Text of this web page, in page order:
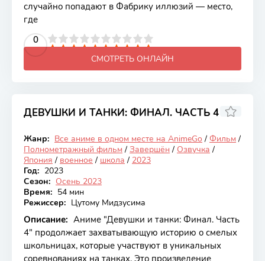
случайно попадают в Фабрику иллюзий — место,
где
0
4 5 6 7 8 9 10
СМОТРЕТЬ ОНЛАЙН
ДЕВУШКИ И ТАНКИ: ФИНАЛ. ЧАСТЬ 4
Закончен
8.35
Жанр: Все аниме в одном месте на AnimeGo / Фильм /
Полнометражный фильм / Завершён / Озвучка /
Япония / военное / школа / 2023
Год: 2023
Сезон: Осень 2023
Время: 54 мин
Режиссер: Цутому Мидзусима
Описание: Аниме "Девушки и танки: Финал. Часть
4" продолжает захватывающую историю о смелых
школьницах, которые участвуют в уникальных
соревнованиях на танках. Это произведение